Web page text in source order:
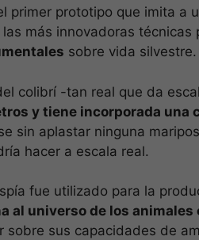
primer prototipo que imita a
más innovadoras técnicas
sobre vida silvestre.
colibrí -tan real que da
y tiene incorporada una
sin aplastar ninguna
hacer a escala real.
fue utilizado para la
al universo de los
sobre sus capacidades de